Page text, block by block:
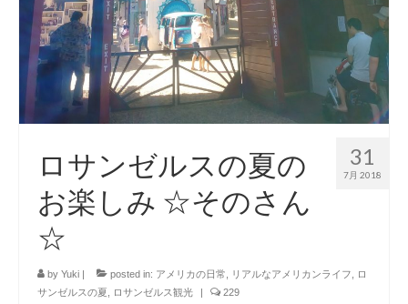
31
7月 2018
ロサンゼルスの夏の
お楽しみ ☆そのさん
☆
by Yuki posted in: アメリカの日常 リアルなアメリカンライフ
ロ
サンゼルスの夏
ロサンゼルス観光 229